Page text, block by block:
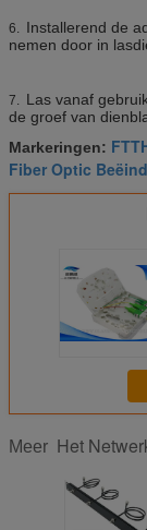
6. Installerend de
nemen door in
7. Las vanaf
de groef van
Markeringen:
Fiber Optic
Meer Het